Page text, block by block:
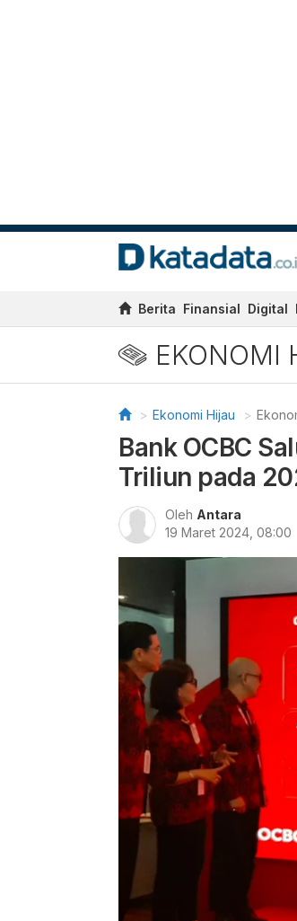
Berita Finansial Digital
EKONOMI
Ekonomi Hijau
Bank OCBC
Triliun pada
Oleh Antara
19 Maret 2024, 08:00